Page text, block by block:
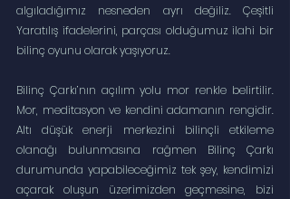
algıladığımız nesneden ayrı değiliz. Çeşitli
Yaratılış ifadelerini, parçası olduğumuz ilahi bir
bilinç oyunu olarak yaşıyoruz.
Bilinç Çarkı’nın açılım yolu mor renkle belirtilir.
Mor, meditasyon ve kendini adamanın rengidir.
Altı düşük enerji merkezini bilinçli etkileme
olanağı bulunmasına rağmen Bilinç Çarkı
durumunda yapabileceğimiz tek şey, kendimizi
açarak oluşun üzerimizden geçmesine, bizi